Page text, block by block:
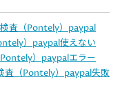
査（Pontely）paypal
）paypal使えない
）paypalエラー
査（Pontely）paypal失敗